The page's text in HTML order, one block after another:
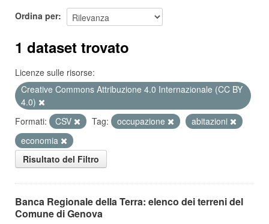
Ordina per
1 dataset trovato
Licenze sulle risorse:
Creative Commons Attribuzione 4.0 Internazionale (CC BY
4.0)
Formati:
CSV Tag: occupazione
abitazioni
economia
Risultato del Filtro
Banca Regionale della Terra: elenco dei terreni del
Comune di Genova